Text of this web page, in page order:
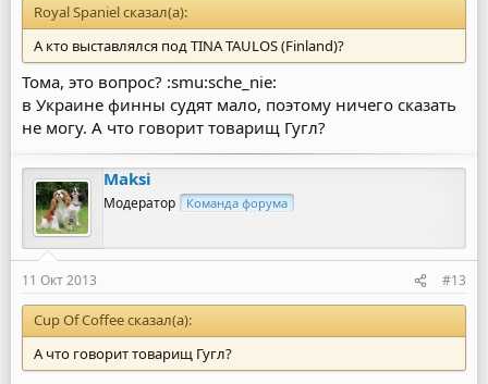
Royal Spaniel сказал(а):
А кто выставлялся под TINA TAULOS (Finland)?
Тома, это вопрос? :smu:sche_nie:
в Украине финны судят мало, поэтому ничего сказать
не могу. А что говорит товарищ Гугл?
Maksi
Модератор Команда форума
11 Окт 2013 #13
Cup Of Coffee сказал(а):
А что говорит товарищ Гугл?